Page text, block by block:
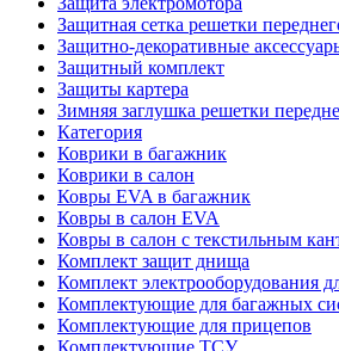
Защитная сетка решетки
Защитно-декоративные
Защитный комплект
Защиты картера
Зимняя заглушка решетки
Категория
Коврики в багажник
Коврики в салон
Ковры EVA в багажник
Ковры в салон EVA
Ковры в салон с текстильным
Комплект защит днища
Комплект электрооборудования
Комплектующие для багажных
Комплектующие для прицепов
Комплектующие ТСУ